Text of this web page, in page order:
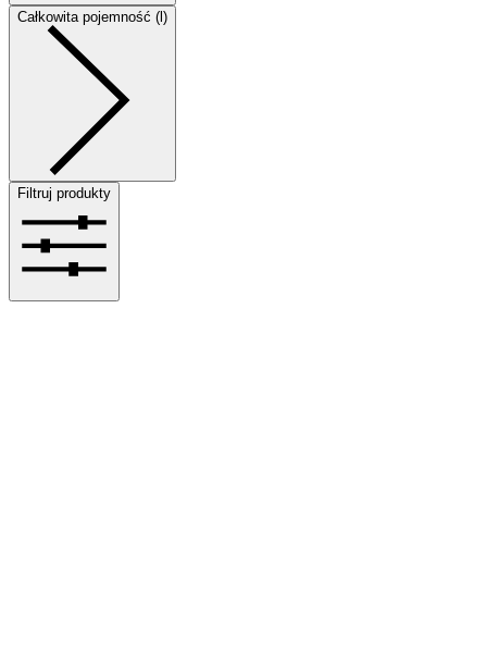
Całkowita pojemność (l)
Filtruj produkty